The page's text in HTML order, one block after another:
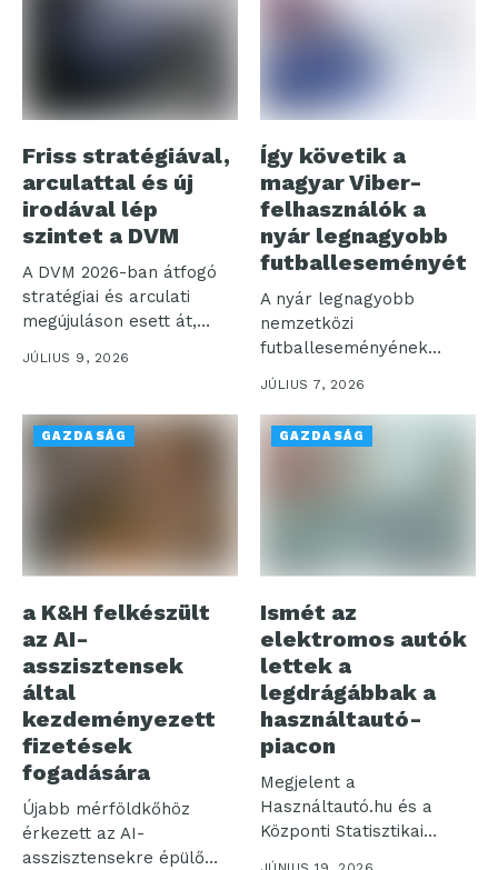
Friss stratégiával,
arculattal és új
irodával lép
szintet a DVM
A DVM 2026-ban átfogó
stratégiai és arculati
megújuláson esett át,
egyidejűleg a...
JÚLIUS 9, 2026
Így követik a
magyar Viber-
felhasználók a
nyár legnagyobb
futballeseményét
A nyár legnagyobb
nemzetközi
futballeseményének
kapcsán a Rakuten Viber
a hivatalos magyar...
JÚLIUS 7, 2026
GAZDASÁG
a K&H felkészült
az AI-
asszisztensek
által
kezdeményezett
fizetések
fogadására
Újabb mérföldkőhöz
érkezett az AI-
asszisztensekre épülő
GAZDASÁG
Ismét az
elektromos autók
lettek a
legdrágábbak a
használtautó-
piacon
Megjelent a
Használtautó.hu és a
Központi Statisztikai